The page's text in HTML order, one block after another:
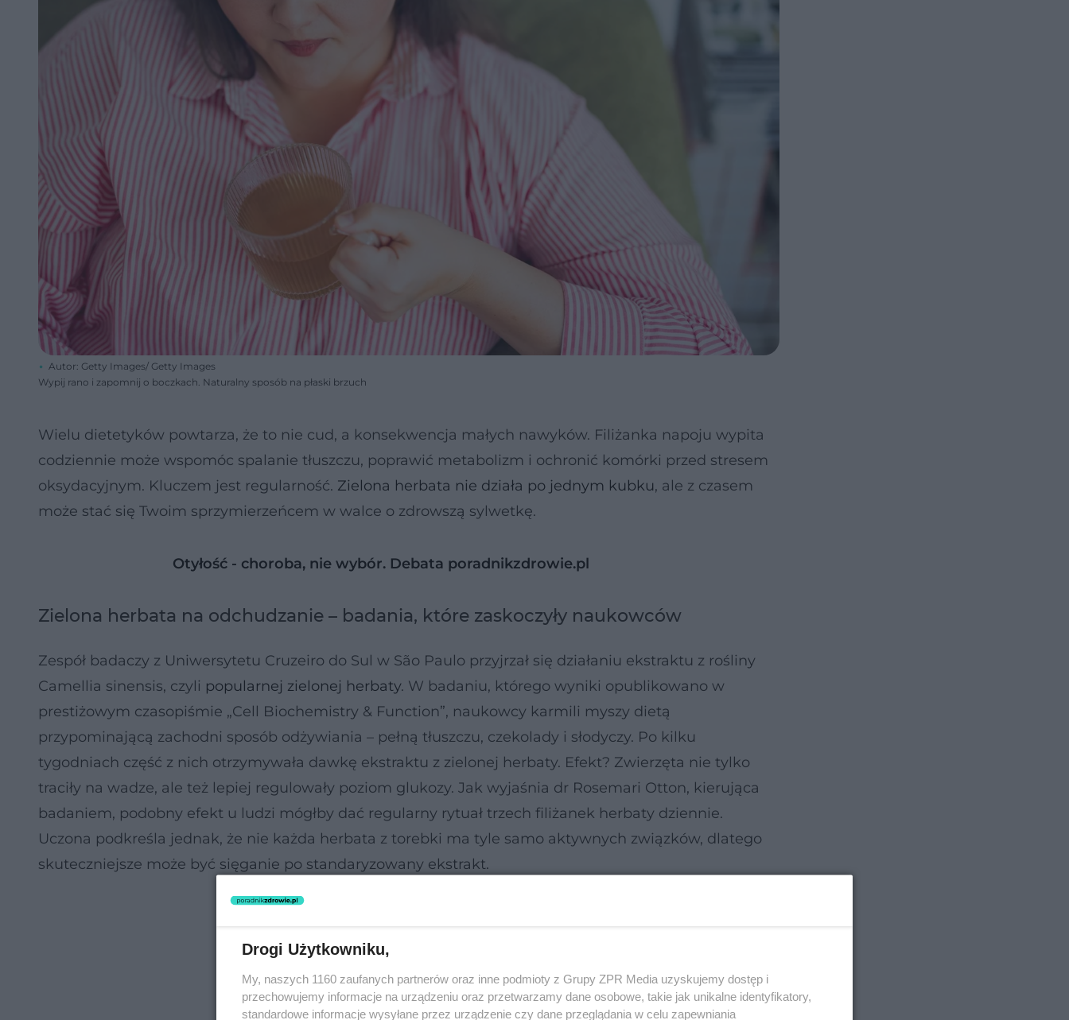
Autor: Getty Images/ Getty Images
Wypij rano i zapomnij o boczkach. Naturalny sposób na płaski brzuch
Wielu dietetyków powtarza, że to nie cud, a konsekwencja małych nawyków. Filiżanka napoju wypita
codziennie może wspomóc spalanie tłuszczu, poprawić metabolizm i ochronić komórki przed stresem
oksydacyjnym. Kluczem jest regularność. Zielona herbata nie działa po jednym kubku, ale z czasem
może stać się Twoim sprzymierzeńcem w walce o zdrowszą sylwetkę.
Otyłość - choroba, nie wybór. Debata poradnikzdrowie.pl
Zielona herbata na odchudzanie – badania, które zaskoczyły naukowców
Zespół badaczy z Uniwersytetu Cruzeiro do Sul w São Paulo przyjrzał się działaniu ekstraktu z rośliny
Camellia sinensis, czyli popularnej zielonej herbaty. W badaniu, którego wyniki opublikowano w
prestiżowym czasopiśmie „Cell Biochemistry & Function”, naukowcy karmili myszy dietą
przypominającą zachodni sposób odżywiania – pełną tłuszczu, czekolady i słodyczy. Po kilku
tygodniach część z nich otrzymywała dawkę ekstraktu z zielonej herbaty. Efekt? Zwierzęta nie tylko
traciły na wadze, ale też lepiej regulowały poziom glukozy. Jak wyjaśnia dr Rosemari Otton, kierująca
badaniem, podobny efekt u ludzi mógłby dać regularny rytuał trzech filiżanek herbaty dziennie.
Uczona podkreśla jednak, że nie każda herbata z torebki ma tyle samo aktywnych związków, dlatego
skuteczniejsze może być sięganie po standaryzowany ekstrakt.
Drogi Użytkowniku,
My, naszych 1160 zaufanych partnerów oraz inne podmioty z Grupy ZPR Media uzyskujemy dostęp i
przechowujemy informacje na urządzeniu oraz przetwarzamy dane osobowe, takie jak unikalne identyfikatory,
standardowe informacje wysyłane przez urządzenie czy dane przeglądania w celu zapewniania